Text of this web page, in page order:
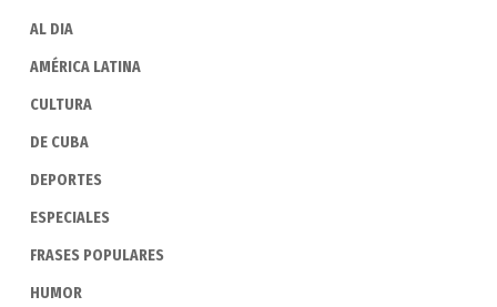
AL DIA
AMÉRICA LATINA
CULTURA
DE CUBA
DEPORTES
ESPECIALES
FRASES POPULARES
HUMOR